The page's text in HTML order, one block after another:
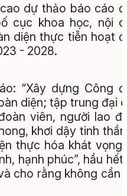
dự thảo báo cáo
cục khoa học, nội
diện thực tiễn hoạt
- 2028.
“Xây dựng Công
diện; tập trung đại
viên, người lao
khơi dậy tinh
thực hóa khát vọng
hạnh phúc”, hầu hết
cho rằng không cần